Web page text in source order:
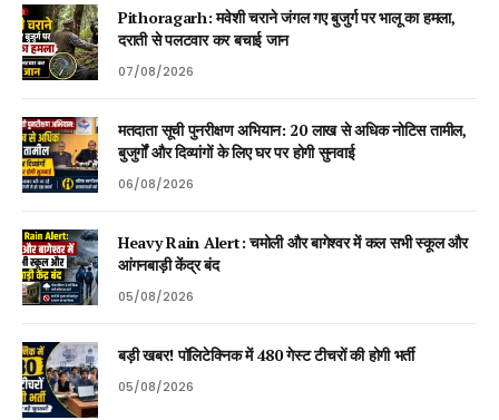
Pithoragarh: मवेशी चराने जंगल गए बुजुर्ग पर भालू का हमला,
दराती से पलटवार कर बचाई जान
07/08/2026
मतदाता सूची पुनरीक्षण अभियान: 20 लाख से अधिक नोटिस तामील,
बुजुर्गों और दिव्यांगों के लिए घर पर होगी सुनवाई
06/08/2026
Heavy Rain Alert: चमोली और बागेश्वर में कल सभी स्कूल और
आंगनबाड़ी केंद्र बंद
05/08/2026
बड़ी खबर! पॉलिटेक्निक में 480 गेस्ट टीचरों की होगी भर्ती
05/08/2026